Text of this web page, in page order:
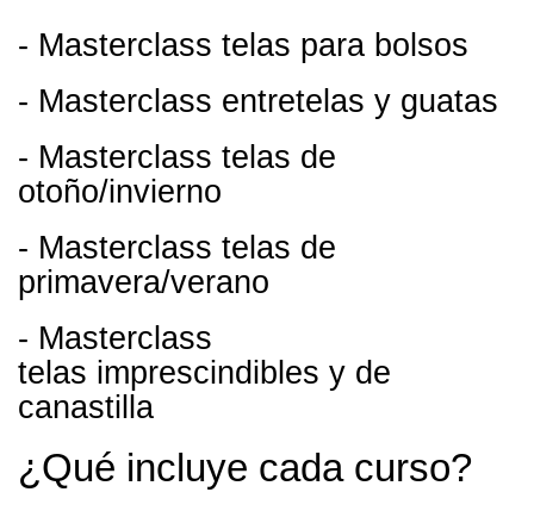
- Masterclass telas para bolsos
- Masterclass entretelas y guatas
- Masterclass telas de
otoño/invierno
- Masterclass telas de
primavera/verano
- Masterclass
telas imprescindibles y de
canastilla
¿Qué incluye cada curso?